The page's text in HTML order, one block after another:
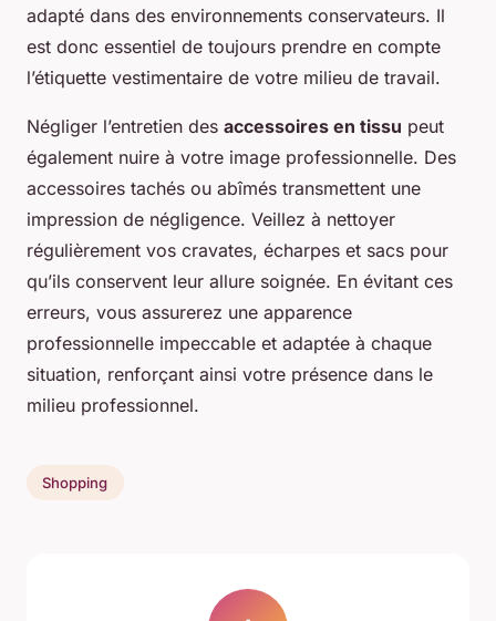
adapté dans des environnements conservateurs. Il
est donc essentiel de toujours prendre en compte
l’étiquette vestimentaire de votre milieu de travail.
Négliger l’entretien des accessoires en tissu peut
également nuire à votre image professionnelle. Des
accessoires tachés ou abîmés transmettent une
impression de négligence. Veillez à nettoyer
régulièrement vos cravates, écharpes et sacs pour
qu’ils conservent leur allure soignée. En évitant ces
erreurs, vous assurerez une apparence
professionnelle impeccable et adaptée à chaque
situation, renforçant ainsi votre présence dans le
milieu professionnel.
Shopping